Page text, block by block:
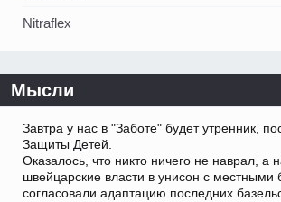
Nitraflex
Мысли
Завтра у нас в "Заботе" будет утренник,
Защиты Детей.
Оказалось, что никто ничего не наврал, а
швейцарские власти в унисон с местными
согласовали адаптацию последних